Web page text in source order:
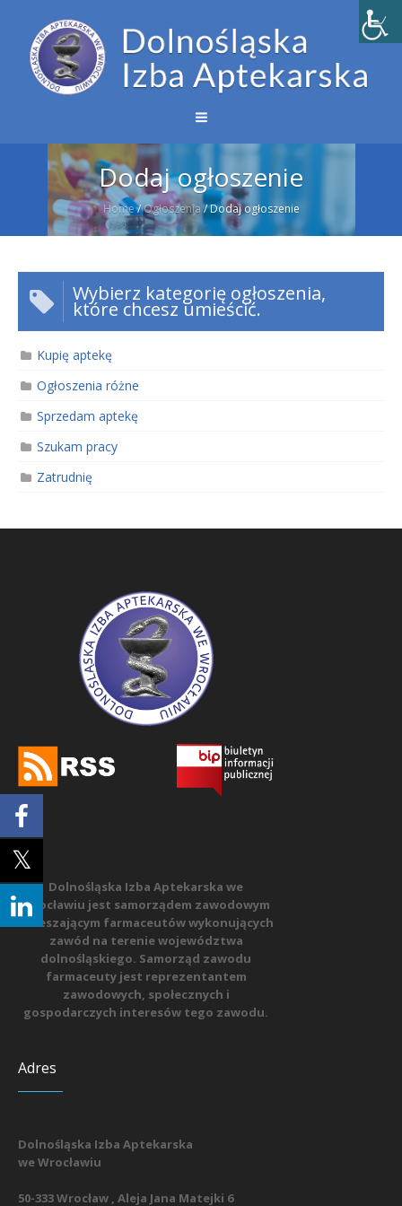
Dodaj ogłoszenie
Home/Ogłoszenia/Dodaj ogłoszenie
Wybierz kategorię ogłoszenia,
które chcesz umieścić.
Kupię aptekę
Ogłoszenia różne
Sprzedam aptekę
Szukam pracy
Zatrudnię
Dolnośląska Izba Aptekarska we
Wrocławiu jest samorządem zawodowym
zrzeszającym farmaceutów wykonujących
zawód na terenie województwa
dolnośląskiego. Samorząd zawodu
farmaceuty jest reprezentantem
zawodowych, społecznych i
gospodarczych interesów tego zawodu.
Adres
Dolnośląska Izba Aptekarska
we Wrocławiu
50-333 Wrocław , Aleja Jana Matejki 6